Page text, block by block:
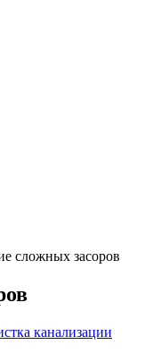
сложных засоров
канализации